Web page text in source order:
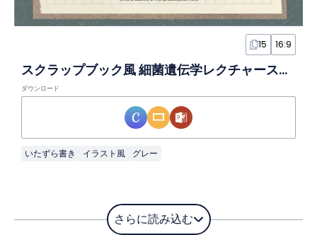
15 16:9
スクラップブック風 細菌遺伝学レクチャースライド
ダウンロード
いたずら書き イラスト風 グレー
さらに読み込む